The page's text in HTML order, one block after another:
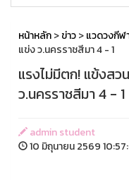
หน้าหลัก>ข่าว>แวดวงกีฬ
แข่ง ว.นครราชสีมา 4 - 1
แรงไม่มีตก! แข้งส
ว.นครราชสีมา 4 - 1
admin student
10 มิถุนายน 2569